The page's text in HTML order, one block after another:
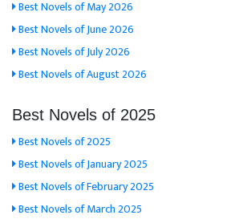
Best Novels of May 2026
Best Novels of June 2026
Best Novels of July 2026
Best Novels of August 2026
Best Novels of 2025
Best Novels of 2025
Best Novels of January 2025
Best Novels of February 2025
Best Novels of March 2025